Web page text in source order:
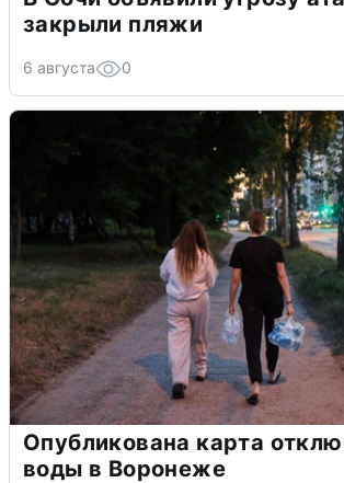
закрыли пляжи
6 августа 0
Опубликована карта
воды в Воронеже